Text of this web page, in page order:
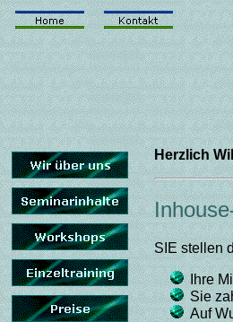
Herzlich
SIE stellen
Ihre
Sie
Auf